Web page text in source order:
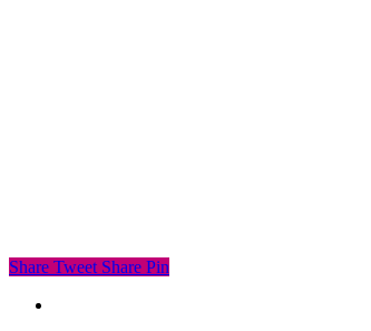
Share Tweet Share Pin